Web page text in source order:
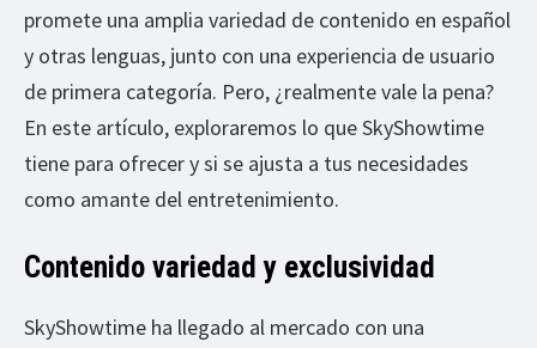
promete una amplia variedad de contenido en español
y otras lenguas, junto con una experiencia de usuario
de primera categoría. Pero, ¿realmente vale la pena?
En este artículo, exploraremos lo que SkyShowtime
tiene para ofrecer y si se ajusta a tus necesidades
como amante del entretenimiento.
Contenido variedad y exclusividad
SkyShowtime ha llegado al mercado con una